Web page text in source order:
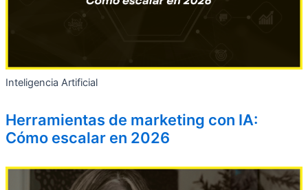
Inteligencia Artificial
Herramientas de marketing con IA:
Cómo escalar en 2026